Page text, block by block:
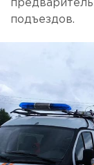
подъездов.